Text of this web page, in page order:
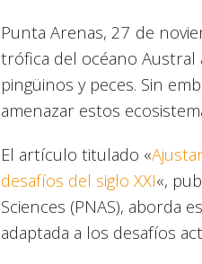
Punta Arenas, 27 de
trófica del océano Austral
pingüinos y peces. Sin
amenazar estos
El artículo titulado «
desafíos del siglo XXI«,
Sciences (PNAS), aborda
adaptada a los desafíos